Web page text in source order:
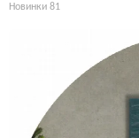
Новинки 81